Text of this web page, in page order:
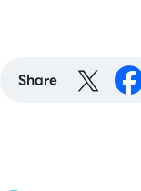
Share